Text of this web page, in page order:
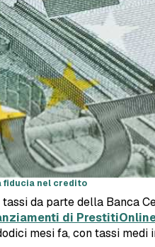
fiducia nel credito
da parte della Banca
di
mesi fa, con tassi medi